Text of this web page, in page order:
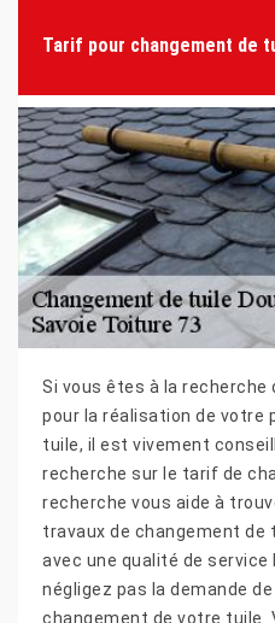
Tarif pour changement de
Si vous êtes à la recherche
pour la réalisation de votre
tuile, il est vivement
recherche sur le tarif de
recherche vous aide à
travaux de changement de
avec une qualité de
négligez pas la demande
changement de votre tuile.